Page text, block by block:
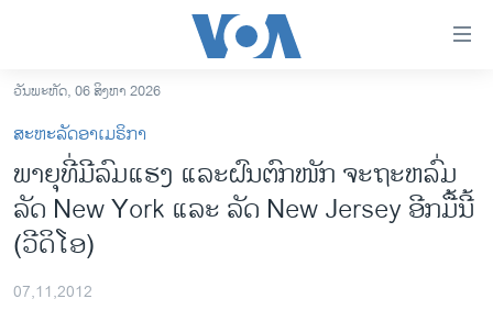
ເຂົ້າ
ຫາ
ຂ້າມ
ຂ້າມ
ໄປ
ຫາ
ຊອກ
ອາເມຣິກາ
ການເລືອກຕັ້ງ ປະທານາທີບໍດີ ສະຫະລັດ 2024
ວັນພະຫັດ, 06 ສິງຫາ 2026
ສະຫະລັດອາເມຣິກາ
ພາຍຸທີ່ມີລົມແຮງ ແລະຝົນຕົກໜັກ ຈະຖະຫລົ່ມ
ລັດ New York ແລະ ລັດ New Jersey ອີກມື້ນີ້
(ວີດິໂອ)
07,11,2012